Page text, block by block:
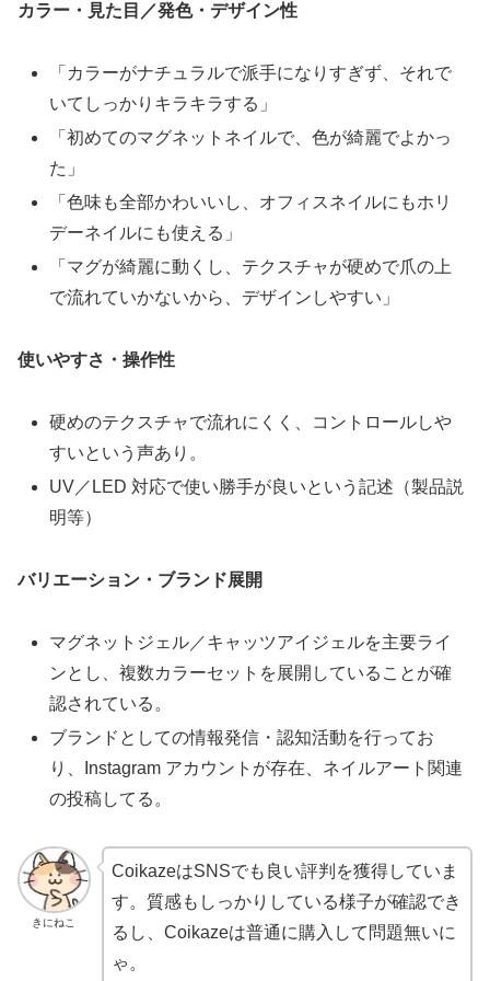
カラー・見た目／発色・デザイン性
「カラーがナチュラルで派手になりすぎず、それで
いてしっかりキラキラする」
「初めてのマグネットネイルで、色が綺麗でよかっ
た」
「色味も全部かわいいし、オフィスネイルにもホリ
デーネイルにも使える」
「マグが綺麗に動くし、テクスチャが硬めで爪の上
で流れていかないから、デザインしやすい」
使いやすさ・操作性
硬めのテクスチャで流れにくく、コントロールしや
すいという声あり。
UV／LED 対応で使い勝手が良いという記述（製品説
明等）
バリエーション・ブランド展開
マグネットジェル／キャッツアイジェルを主要ライ
ンとし、複数カラーセットを展開していることが確
認されている。
ブランドとしての情報発信・認知活動を行ってお
り、Instagram アカウントが存在、ネイルアート関連
の投稿してる。
きにねこ
CoikazeはSNSでも良い評判を獲得していま
す。質感もしっかりしている様子が確認でき
るし、Coikazeは普通に購入して問題無いに
ゃ。